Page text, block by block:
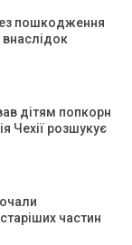
пошкодження
дітям попкорн
Чехії розшукує
частин